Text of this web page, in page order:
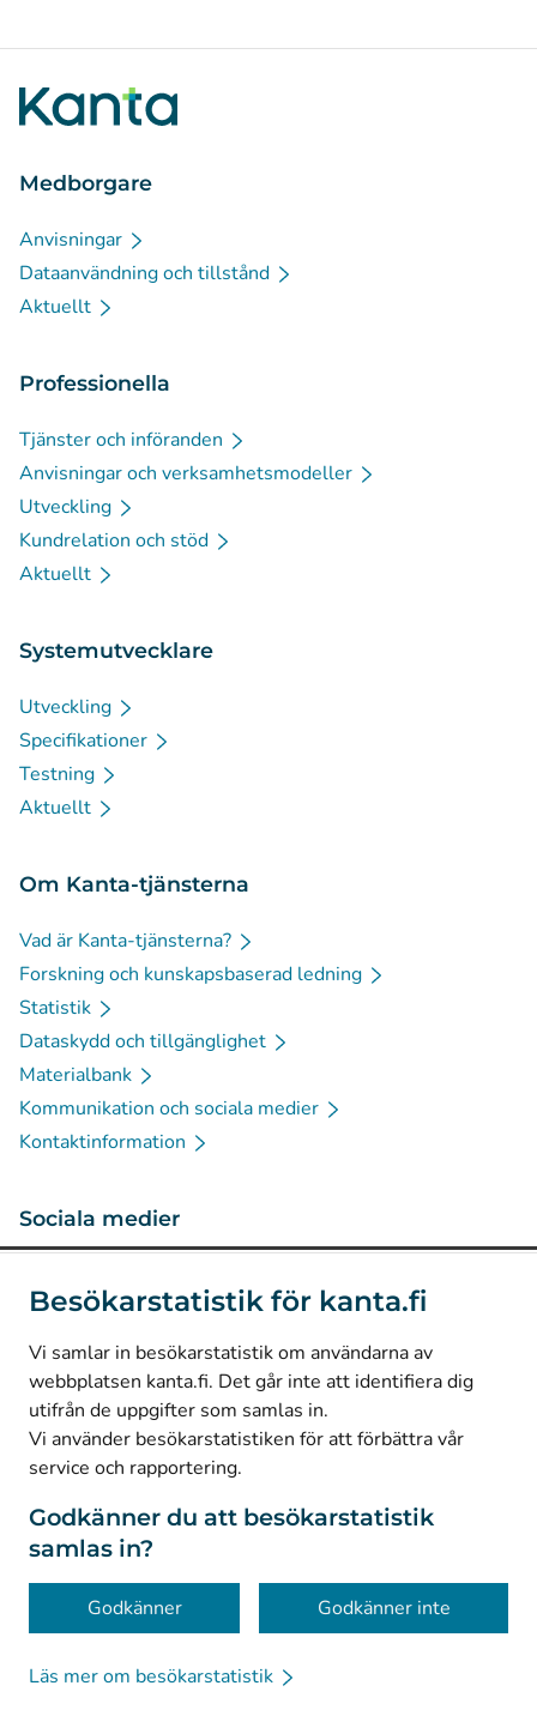
Besökarstatistik för kanta.fi
Vi samlar in besökarstatistik om användarna av
webbplatsen kanta.fi. Det går inte att identifiera dig
utifrån de uppgifter som samlas in.
Vi använder besökarstatistiken för att förbättra vår
service och rapportering.
Godkänner du att besökarstatistik
samlas in?
Godkänner Godkänner inte
Läs mer om besökarstatistik
Medborgare
Anvisningar
Dataanvändning och tillstånd
Aktuellt
Professionella
Tjänster och införanden
Anvisningar och verksamhetsmodeller
Utveckling
Kundrelation och stöd
Aktuellt
Systemutvecklare
Utveckling
Specifikationer
Testning
Aktuellt
Om Kanta-tjänsterna
Vad är Kanta-tjänsterna?
Forskning och kunskapsbaserad ledning
Statistik
Dataskydd och tillgänglighet
Materialbank
Kommunikation och sociala medier
Kontaktinformation
Sociala medier
LinkedIn(Avautuu uuteen välilehteen)
Facebook
Avautuu uuteen välilehteen)
© Kanta-Palvelut, Kansaneläkelaitos
Dataskydd
Om webbplatsen
Tillgänglighet
Kakor